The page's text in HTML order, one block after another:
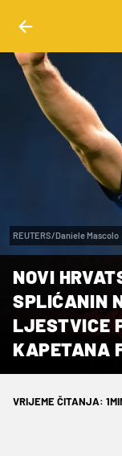
REUTERS/Daniele Mascolo
NOVI
SPLIĆANIN
LJESTVICE
KAPETANA
VRIJEME ČITANJA: